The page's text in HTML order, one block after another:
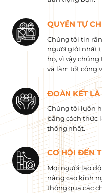
QUYỀN TỰ
Chúng tôi tin
người giỏi nhất
họ, vì vậy
và làm tốt công
ĐOÀN KẾT LÀ
Chúng tôi luôn
bằng cách thức
thống nhất.
CƠ HỘI ĐẾN
Mọi người lao
nâng cao kinh
thông qua các